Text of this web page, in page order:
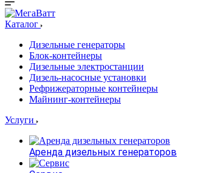
Каталог
Дизельные генераторы
Блок-контейнеры
Дизельные электростанции
Дизель-насосные установки
Рефрижераторные контейнеры
Майнинг-контейнеры
Услуги
Аренда дизельных генераторов